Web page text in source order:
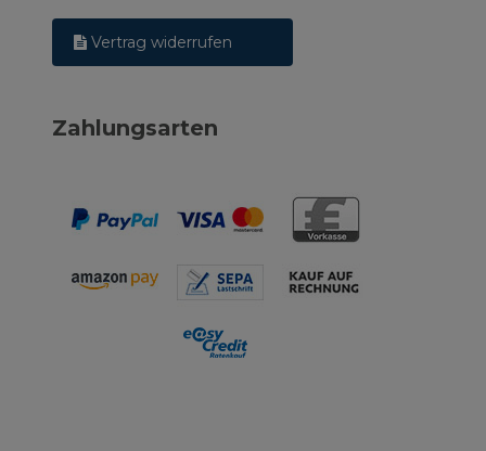
Vertrag widerrufen
Zahlungsarten